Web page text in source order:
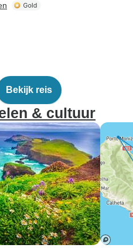
Bekijk reis
& cultuur